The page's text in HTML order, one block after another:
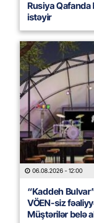
Rusiya
istəyir
06.08.2026 - 12:00
“Kaddeh
VÖEN-siz
Müştərilər belə